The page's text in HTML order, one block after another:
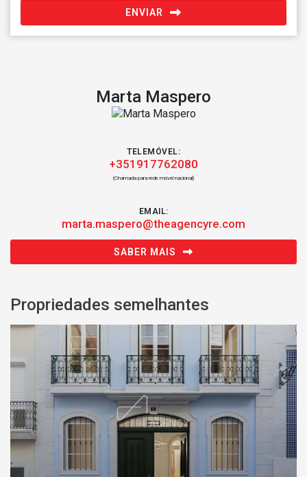
ENVIAR
Marta Maspero
TELEMÓVEL:
+351917762080
(Chamada para rede móvel nacional)
EMAIL:
marta.maspero@theagencyre.com
SABER MAIS
Propriedades semelhantes